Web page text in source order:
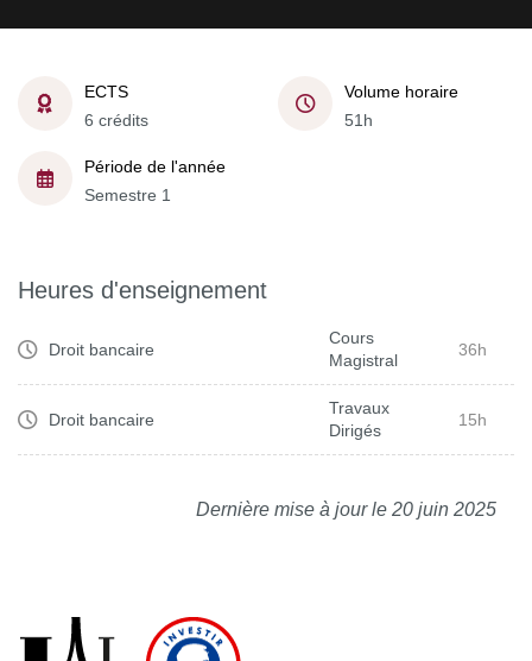
ECTS
6 crédits
Volume horaire
51h
Période de l'année
Semestre 1
Heures d'enseignement
Droit bancaire
Cours
Magistral
36h
Droit bancaire
Travaux
Dirigés
15h
Dernière mise à jour le 20 juin 2025